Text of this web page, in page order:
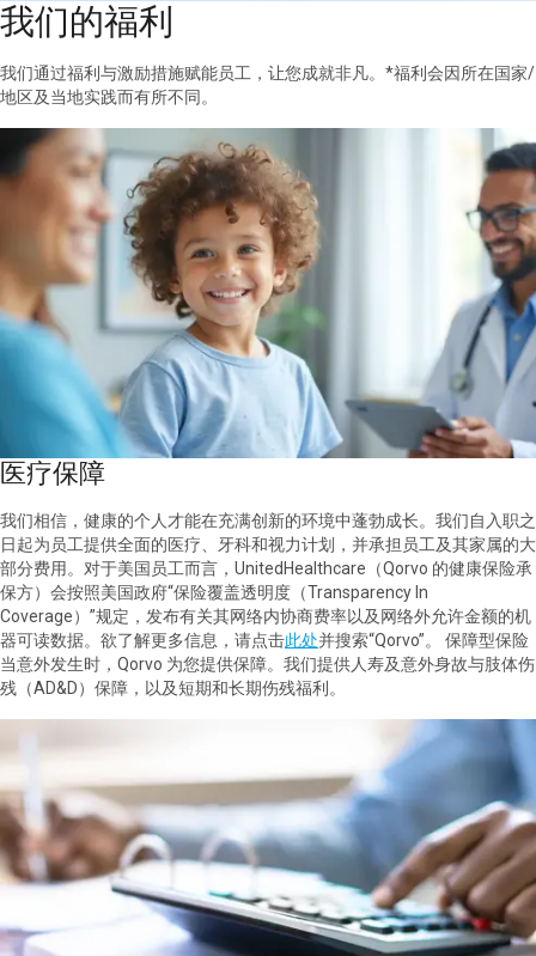
我们的福利
我们通过福利与激励措施赋能员工，让您成就非凡。*福利会因所在国家/
地区及当地实践而有所不同。
医疗保障
我们相信，健康的个人才能在充满创新的环境中蓬勃成长。我们自入职之
日起为员工提供全面的医疗、牙科和视力计划，并承担员工及其家属的大
部分费用。对于美国员工而言，UnitedHealthcare（Qorvo 的健康保险承
保方）会按照美国政府“保险覆盖透明度（Transparency In
Coverage）”规定，发布有关其网络内协商费率以及网络外允许金额的机
器可读数据。欲了解更多信息，请点击此处并搜索“Qorvo”。 保障型保险
当意外发生时，Qorvo 为您提供保障。我们提供人寿及意外身故与肢体伤
残（AD&D）保障，以及短期和长期伤残福利。